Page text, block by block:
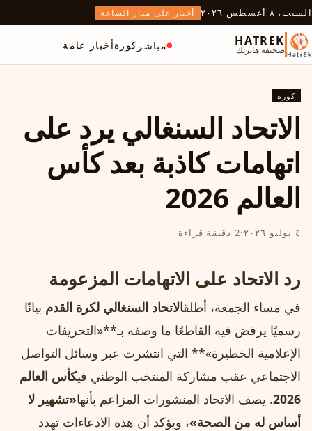
السبت، ٨ أغسطس ٢٠٢٦ أخبار على مدار الساعة
HATREK
صحيفة هاتريك مباشر كورةأخبار عامة
كورة
الاتحاد السنغالي يرد على
اتهامات كاذبة بعد كأس
العالم 2026
٤ يوليو ٢٠٢٦ ·2 دقيقة قراءة
رد الاتحاد على الاتهامات المزعومة
في مساء الجمعة، أطلقالاتحاد السنغالي لكرة القدم بيانًا
رسميًا يرفض فيه القاطعًا ما وصفه بـ**«التحريفات
الإعلامية الخطيرة»** التي انتشرت عبر وسائل التواصل
الاجتماعي عقب مشاركة المنتخب الوطني فيكأس العالم
2026. يصف الاتحاد المنشورات المزاعم بأنها«تشهير لا
أساس له من الصحة»، ويؤكد أن هذه الادعاءات تهدد